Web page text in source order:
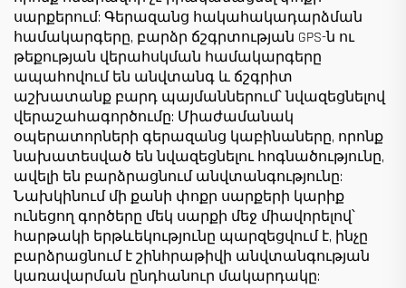
սարքերում: Գերազանց հակահակադարձման
համակարգերը, բարձր ճշգրտության GPS-ն ու
թեքության վերահսկման համակարգերը
ապահովում են անվտանգ և ճշգրիտ
աշխատանք բարդ պայմաններում՝ նվազեցնելով
վերաշահագործումը: Միաժամանակ
օպերատորների գերազանց կաբինաները, որոնք
նախատեսված են նվազեցնելու հոգնածությունը,
ավելի են բարձրացնում անվտանգությունը:
Նախկինում մի քանի փոքր սարքերի կարիք
ունեցող գործերը մեկ սարքի մեջ միավորելով՝
հարթակի երթևեկությունը պարզեցվում է, ինչը
բարձրացնում է շինհրաթիվի անվտանգության
կառավարման ընդհանուր մակարդակը: